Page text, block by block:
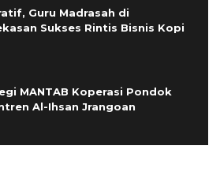
Guru Madrasah di
Sukses Rintis Bisnis Kopi
MANTAB Koperasi Pondok
Al-Ihsan Jrangoan